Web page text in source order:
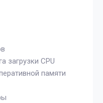
загрузки CPU
памяти